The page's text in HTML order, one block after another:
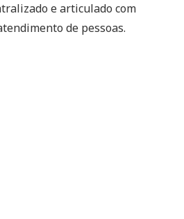
e articulado com
de pessoas.